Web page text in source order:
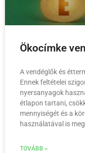
Ökocímke
A vendéglők és
Ennek feltételei
nyersanyagok
étlapon tartani,
mennyiségét és a
használatával is
TOVÁBB »